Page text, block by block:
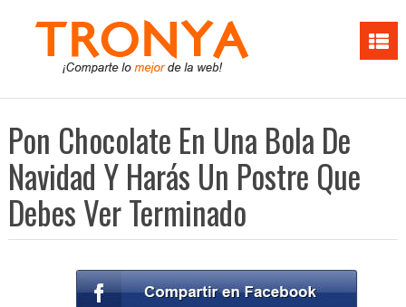
Pon Chocolate En Una Bola De
Navidad Y Harás Un Postre Que
Debes Ver Terminado